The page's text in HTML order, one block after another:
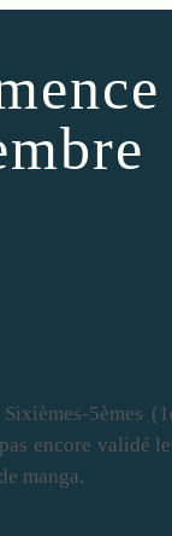
5èmes
encore validé
manga.